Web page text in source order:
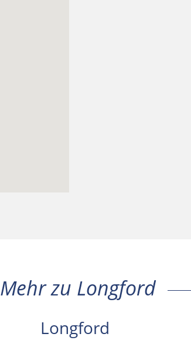
Mehr zu Longford
Longford